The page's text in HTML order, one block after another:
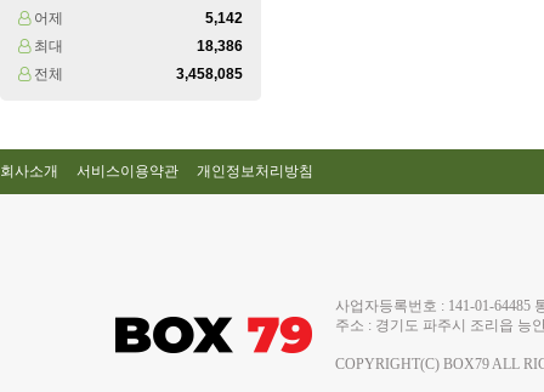
어제
5,142
최대
18,386
전체
3,458,085
회사소개 서비스이용약관 개인정보처리방침
사업자등록번호 : 141-01-
주소 : 경기도 파주시 조리읍 능
COPYRIGHT(C) BOX79 ALL